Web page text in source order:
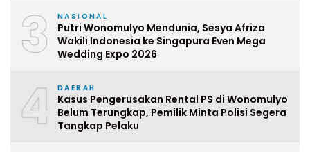
3 NASIONAL
Putri Wonomulyo Mendunia, Sesya Afriza
Wakili Indonesia ke Singapura Even Mega
Wedding Expo 2026
4 DAERAH
Kasus Pengerusakan Rental PS di Wonomulyo
Belum Terungkap, Pemilik Minta Polisi Segera
Tangkap Pelaku